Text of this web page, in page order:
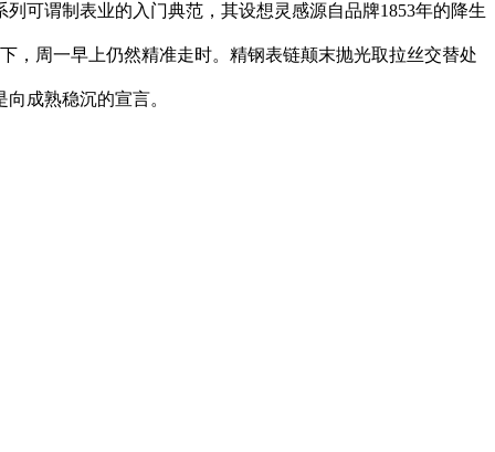
列可谓制表业的入门典范，其设想灵感源自品牌1853年的降生
，周一早上仍然精准走时。精钢表链颠末抛光取拉丝交替处
成熟稳沉的宣言。